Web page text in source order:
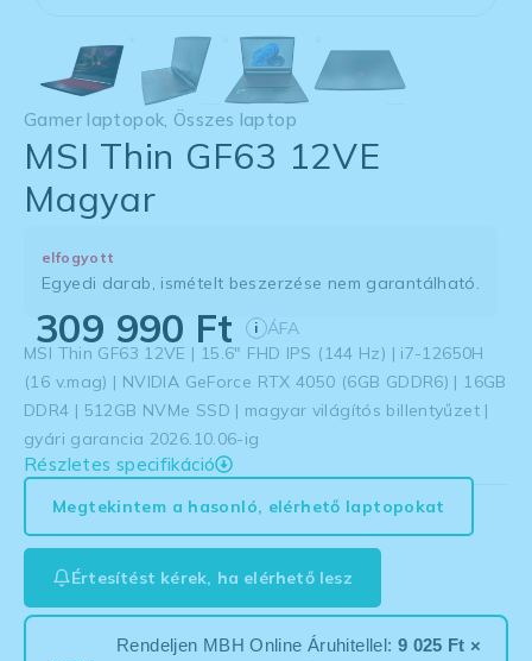
Gamer laptopok Összes laptop
MSI Thin GF63 12VE
Magyar
elfogyott
Egyedi darab, ismételt beszerzése nem garantálható.
309 990 Ft i ÁFA
MSI Thin GF63 12VE | 15.6″ FHD IPS (144 Hz) | i7-12650H
(16 v.mag) | NVIDIA GeForce RTX 4050 (6GB GDDR6) | 16GB
DDR4 | 512GB NVMe SSD | magyar világítós billentyűzet |
gyári garancia 2026.10.06-ig
Részletes specifikáció
Megtekintem a hasonló, elérhető laptopokat
Értesítést kérek, ha elérhető lesz
Rendeljen MBH Online Áruhitellel: 9 025 Ft ×